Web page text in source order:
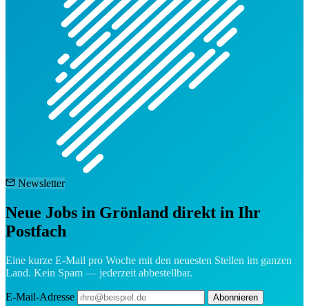
Newsletter
Neue Jobs in Grönland direkt in Ihr
Postfach
Eine kurze E-Mail pro Woche mit den neuesten Stellen im ganzen
Land. Kein Spam — jederzeit abbestellbar.
E-Mail-Adresse Abonnieren